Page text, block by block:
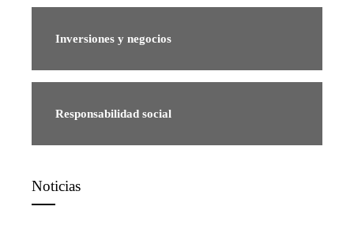
Inversiones y negocios
Responsabilidad social
Noticias